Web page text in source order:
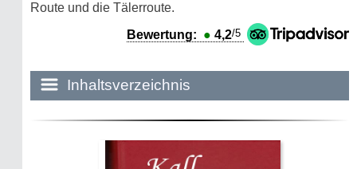
Route und die Tälerroute.
Bewertung: ● 4,2/5
Inhaltsverzeichnis
Historie:
Die dunkle Seite